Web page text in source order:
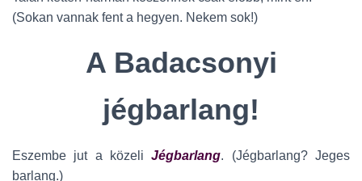
(Sokan vannak fent a hegyen. Nekem sok!)
A Badacsonyi
jégbarlang!
Eszembe jut a közeliJégbarlang. (Jégbarlang? Jeges
barlang.)